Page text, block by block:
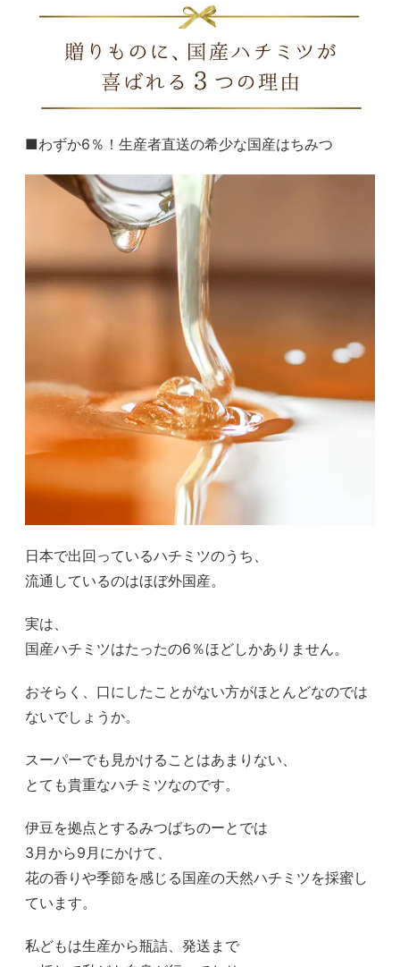
■わずか6％！生産者直送の希少な国産はちみつ
日本で出回っているハチミツのうち、
流通しているのはほぼ外国産。
実は、
国産ハチミツはたったの6％ほどしかありません。
おそらく、口にしたことがない方がほとんどなのでは
ないでしょうか。
スーパーでも見かけることはあまりない、
とても貴重なハチミツなのです。
伊豆を拠点とするみつばちのーとでは
3月から9月にかけて、
花の香りや季節を感じる国産の天然ハチミツを採蜜し
ています。
私どもは生産から瓶詰、発送まで